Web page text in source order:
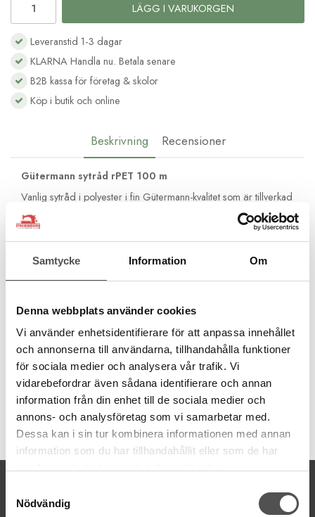
Samtycke Information Om
Denna webbplats använder cookies
Vi använder enhetsidentifierare för att anpassa innehållet
och annonserna till användarna, tillhandahålla funktioner
för sociala medier och analysera vår trafik. Vi
vidarebefordrar även sådana identifierare och annan
information från din enhet till de sociala medier och
annons- och analysföretag som vi samarbetar med.
Dessa kan i sin tur kombinera informationen med annan
information som du har tillhandahållit eller som de har
Nödvändig
LÄGG I VARUKORGEN
Leveranstid 1-3 dagar
KLARNA Handla nu. Betala senare
B2B kassa för företag & skolor
Köp i butik och online
Beskrivning Recensioner
Gütermann sytråd rPET 100 m
Vanlig sytråd i polyester i fin Gütermann-kvalitet som är tillverkad
från återvunna PET-flaskor. Ett miljövänligt val av sytråd.
1 PET-flaska ger 1000 m tråd
Tillverkad i Tyskland
Jämn finish
Hållbar och stark
Grovlek normal Nr 100
Trådmängd 100 meter
Tvättbar95°C
Artikelnummer:
kontakt@symaskinsboden.se